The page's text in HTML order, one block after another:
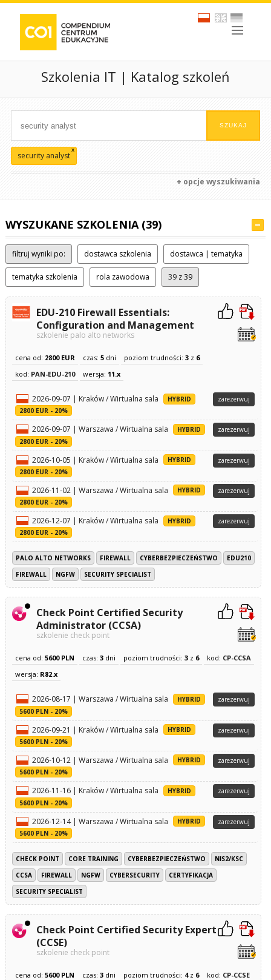
Szkolenia IT | Katalog szkoleń
security analyst
x
+ opcje wyszukiwania
WYSZUKANE SZKOLENIA (39)
filtruj wyniki po: dostawca szkolenia dostawca | tematyka
tematyka szkolenia rola zawodowa 39z 39
EDU-210 Firewall Essentials:
Configuration and Management
szkolenie palo alto networks
cena od: 2800 EUR czas: 5dni poziom trudności: 3z 6
kod: PAN-EDU-210 wersja: 11.x
2026-09-07 | Kraków / Wirtualna sala
HYBRID
2800 EUR - 20%
zarezerwuj
2026-09-07 | Warszawa / Wirtualna sala
HYBRID
2800 EUR - 20%
zarezerwuj
2026-10-05 | Kraków / Wirtualna sala
HYBRID
2800 EUR - 20%
zarezerwuj
2026-11-02 | Warszawa / Wirtualna sala
HYBRID
2800 EUR - 20%
zarezerwuj
2026-12-07 | Kraków / Wirtualna sala
HYBRID
2800 EUR - 20%
zarezerwuj
PALO ALTO NETWORKS FIREWALL CYBERBEZPIECZEŃSTWO
EDU210
FIREWALL
NGFW SECURITY SPECIALIST
Check Point Certified Security
Administrator (CCSA)
szkolenie check point
cena od: 5600 PLN czas: 3dni poziom trudności: 3z 6 kod: CP-CCSA
wersja: R82.x
2026-08-17 | Warszawa / Wirtualna sala
HYBRID
5600 PLN - 20%
zarezerwuj
2026-09-21 | Kraków / Wirtualna sala
HYBRID
5600 PLN - 20%
zarezerwuj
2026-10-12 | Warszawa / Wirtualna sala
HYBRID
5600 PLN - 20%
zarezerwuj
2026-11-16 | Kraków / Wirtualna sala
HYBRID
5600 PLN - 20%
zarezerwuj
2026-12-14 | Warszawa / Wirtualna sala
HYBRID
5600 PLN - 20%
zarezerwuj
CHECK POINT CORE TRAINING CYBERBEZPIECZEŃSTWO
NIS2/KSC
CCSA
FIREWALL NGFW CYBERSECURITY
CERTYFIKACJA
SECURITY SPECIALIST
Check Point Certified Security Expert
(CCSE)
szkolenie check point
cena od: 5600 PLN czas: 3dni poziom trudności: 4z 6 kod: CP-CCSE